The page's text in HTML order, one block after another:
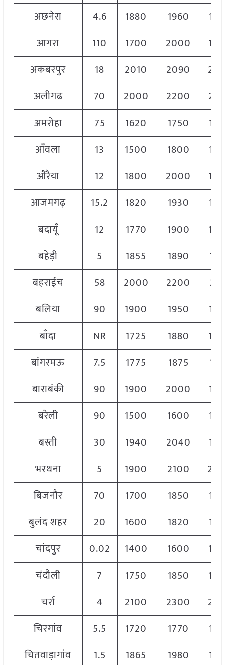
अछनेरा
4.6 1880 1960
आगरा
110 1700 2000
अकबरपुर
18 2010 2090
अलीगढ
70 2000 2200
अमरोहा
75 1620 1750
आँवला
13 1500 1800
औरैया
12 1800 2000
आजमगढ़
15.2 1820 1930
बदायूँ
12 1770 1900
बहेड़ी
5 1855 1890
बहराईच
58 2000 2200
बलिया
90 1900 1950
बाँदा
NR 1725 1880
बांगरमऊ
7.5 1775 1875
बाराबंकी
90 1900 2000
बरेली
90 1500 1600
बस्ती
30 1940 2040
भरथना
5 1900 2100
बिजनौर
70 1700 1850
बुलंद शहर
20 1600 1820
चांदपुर
0.02 1400 1600
चंदौली
7 1750 1850
चर्रा
4 2100 2300
चिरगांव
5.5 1720 1770
चितवाड़ागांव
1.5 1865 1980